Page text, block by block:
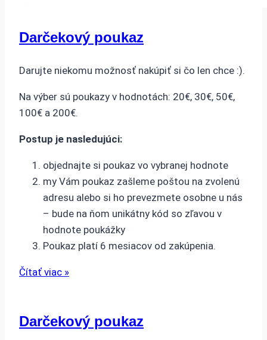
Darčekový poukaz
Darujte niekomu možnosť nakúpiť si čo len chce :).
Na výber sú poukazy v hodnotách: 20€, 30€, 50€,
100€ a 200€.
Postup je nasledujúci:
objednajte si poukaz vo vybranej hodnote
my Vám poukaz zašleme poštou na zvolenú
adresu alebo si ho prevezmete osobne u nás
– bude na ňom unikátny kód so zľavou v
hodnote poukážky
Poukaz platí 6 mesiacov od zakúpenia.
Čítať viac »
Darčekový poukaz